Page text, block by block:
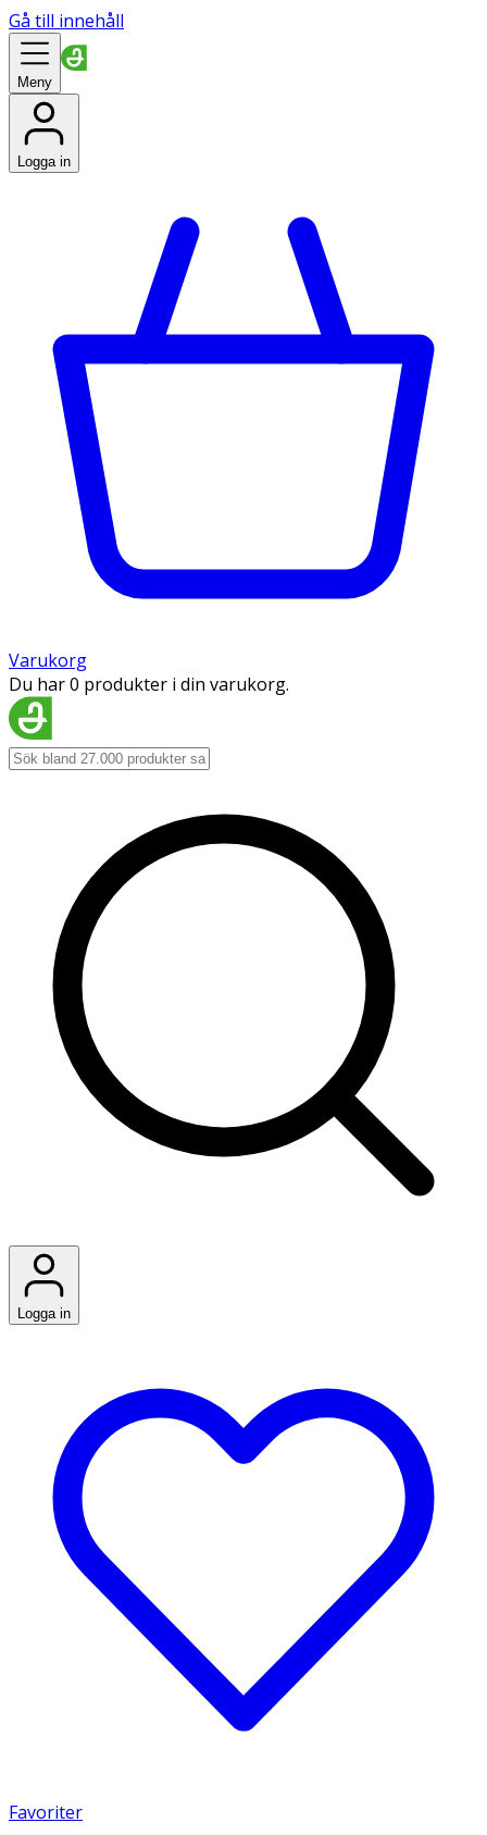
Gå till innehåll
Meny
Logga in
Varukorg
Du har 0 produkter i din varukorg.
Logga in
Favoriter